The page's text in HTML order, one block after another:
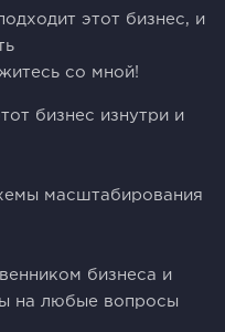
этот бизнес, и
со мной!
бизнес изнутри и
масштабирования
бизнеса и
на любые вопросы